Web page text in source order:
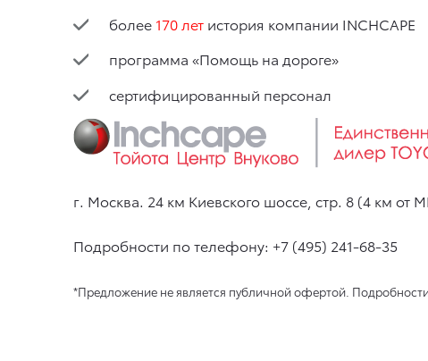
более 170 лет история компании INCHCAPE
программа «Помощь на дороге»
сертифицированный персонал
г. Москва. 24 км Киевского шоссе, стр. 8 (4 км от
Подробности по телефону: +7 (495) 241-68-35
*Предложение не является публичной офертой.